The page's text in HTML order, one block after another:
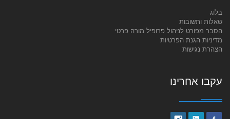
בלוג
שאלות ותשובות
הסבר מפורט לניהול פרופיל מורה פרטי
מדיניות הגנת הפרטיות
הצהרת נגישות
עקבו אחרינו